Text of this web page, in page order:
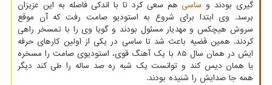
گیری بودند و ساسیهم سعی کرد تا با اندکی فاصله به این عزیزان
برسد. وی ابتدا برای شروع به استودیو صامت رفت که آن موقع
سروش هیچکس و مهدیار مسئول بودند و گویا وی را با تمسخر راهی
کردند. همین قضیه باعث شد تا ساسی در یکی از اولین کارهای حرفه
ایش در همان سال 85 با یک آهنگ قوی، استودیوی صامت را مسخره
یا همان دیس کند و توانست یک شبه ره صد ساله را طی کند دیگر
همه جا صدایش را شنیده بودند.